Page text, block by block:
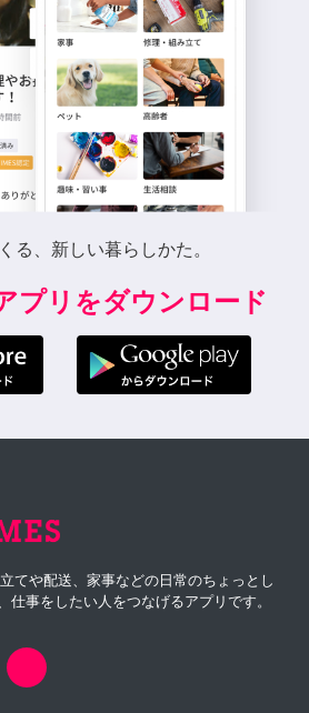
る、新しい暮らしかた。
プリをダウンロード
てや配送、家事などの日常のちょっとし
仕事をしたい人をつなげるアプリです。